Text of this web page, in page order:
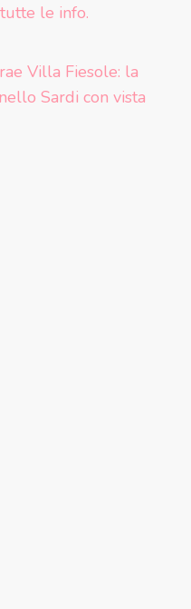
le info.
Villa Fiesole: la
Sardi con vista